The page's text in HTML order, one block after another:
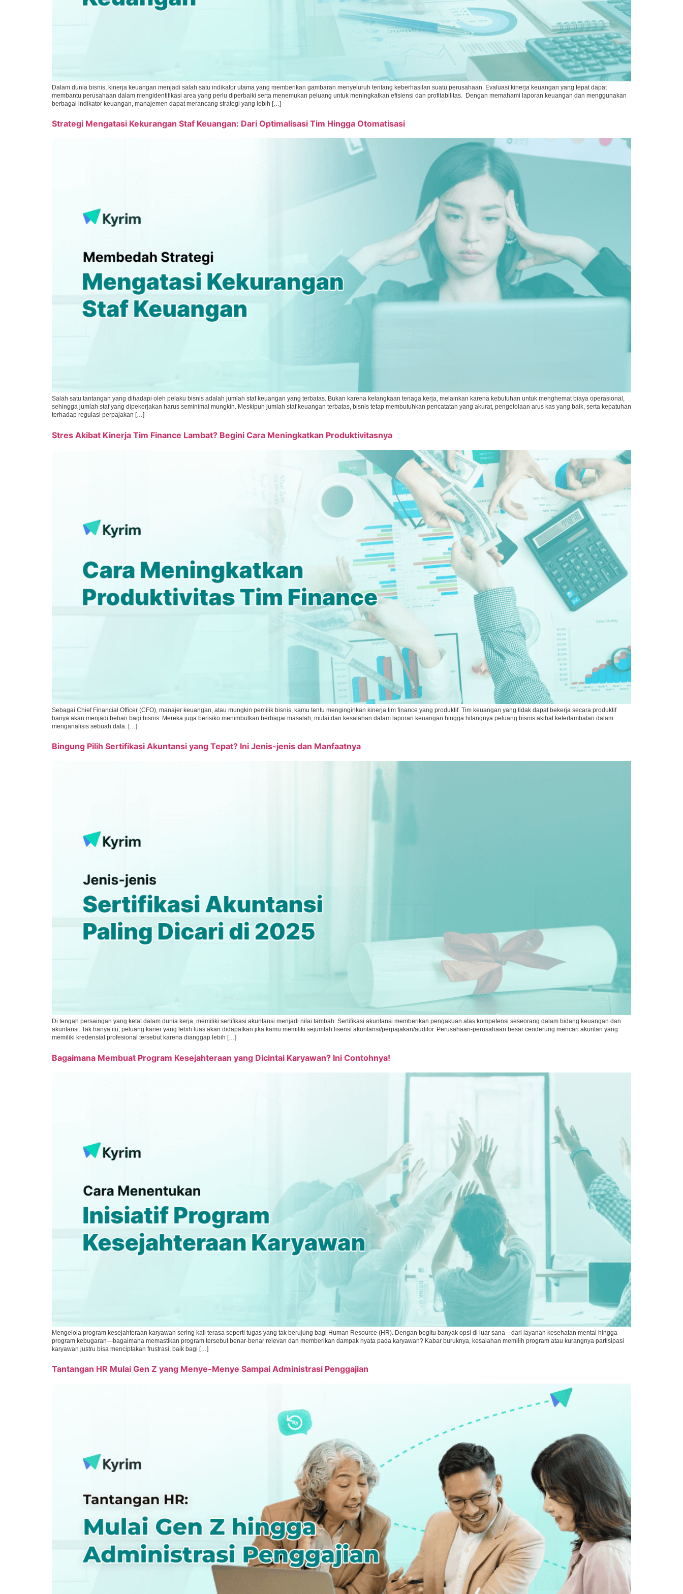
Dalam dunia bisnis, kinerja keuangan menjadi salah satu indikator utama yang memberikan gambaran menyeluruh tentang keberhasilan suatu perusahaan. Evaluasi kinerja keuangan yang tepat dapat
membantu perusahaan dalam mengidentifikasi area yang perlu diperbaiki serta menemukan peluang untuk meningkatkan efisiensi dan profitabilitas. Dengan memahami laporan keuangan dan menggunakan
berbagai indikator keuangan, manajemen dapat merancang strategi yang lebih […]
Strategi Mengatasi Kekurangan Staf Keuangan: Dari Optimalisasi Tim Hingga Otomatisasi
Salah satu tantangan yang dihadapi oleh pelaku bisnis adalah jumlah staf keuangan yang terbatas. Bukan karena kelangkaan tenaga kerja, melainkan karena kebutuhan untuk menghemat biaya operasional,
sehingga jumlah staf yang dipekerjakan harus seminimal mungkin. Meskipun jumlah staf keuangan terbatas, bisnis tetap membutuhkan pencatatan yang akurat, pengelolaan arus kas yang baik, serta kepatuhan
terhadap regulasi perpajakan […]
Stres Akibat Kinerja Tim Finance Lambat? Begini Cara Meningkatkan Produktivitasnya
Sebagai Chief Financial Officer (CFO), manajer keuangan, atau mungkin pemilik bisnis, kamu tentu menginginkan kinerja tim finance yang produktif. Tim keuangan yang tidak dapat bekerja secara produktif
hanya akan menjadi beban bagi bisnis. Mereka juga berisiko menimbulkan berbagai masalah, mulai dari kesalahan dalam laporan keuangan hingga hilangnya peluang bisnis akibat keterlambatan dalam
menganalisis sebuah data. […]
Bingung Pilih Sertifikasi Akuntansi yang Tepat? Ini Jenis-jenis dan Manfaatnya
Di tengah persaingan yang ketat dalam dunia kerja, memiliki sertifikasi akuntansi menjadi nilai tambah. Sertifikasi akuntansi memberikan pengakuan atas kompetensi seseorang dalam bidang keuangan dan
akuntansi. Tak hanya itu, peluang karier yang lebih luas akan didapatkan jika kamu memiliki sejumlah lisensi akuntansi/perpajakan/auditor. Perusahaan-perusahaan besar cenderung mencari akuntan yang
memiliki kredensial profesional tersebut karena dianggap lebih […]
Bagaimana Membuat Program Kesejahteraan yang Dicintai Karyawan? Ini Contohnya!
Mengelola program kesejahteraan karyawan sering kali terasa seperti tugas yang tak berujung bagi Human Resource (HR). Dengan begitu banyak opsi di luar sana—dari layanan kesehatan mental hingga
program kebugaran—bagaimana memastikan program tersebut benar-benar relevan dan memberikan dampak nyata pada karyawan? Kabar buruknya, kesalahan memilih program atau kurangnya partisipasi
karyawan justru bisa menciptakan frustrasi, baik bagi […]
Tantangan HR Mulai Gen Z yang Menye-Menye Sampai Administrasi Penggajian